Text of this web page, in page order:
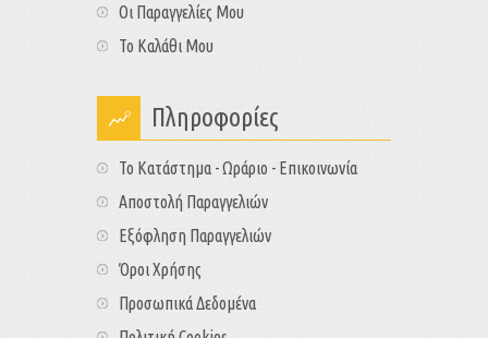
Οι Παραγγελίες Μου
Το Καλάθι Μου
Πληροφορίες
Το Κατάστημα - Ωράριο - Επικοινωνία
Αποστολή Παραγγελιών
Εξόφληση Παραγγελιών
Όροι Χρήσης
Προσωπικά Δεδομένα